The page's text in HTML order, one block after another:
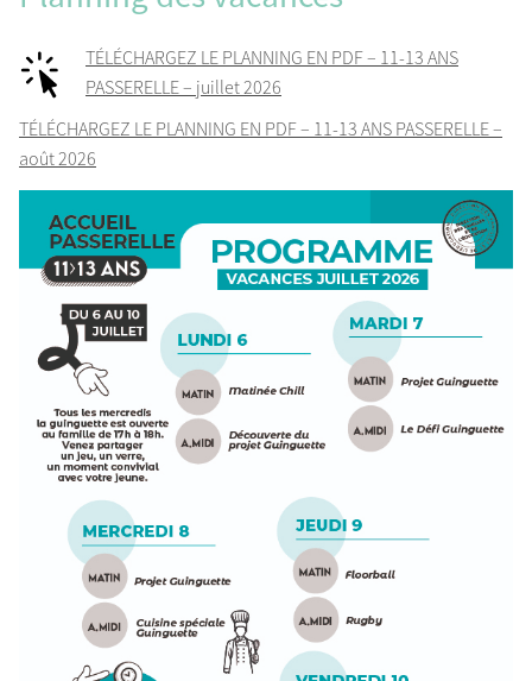
TÉLÉCHARGEZ LE PLANNING EN PDF – 11-13 ANS
PASSERELLE – juillet 2026
TÉLÉCHARGEZ LE PLANNING EN PDF – 11-13 ANS PASSERELLE –
août 2026